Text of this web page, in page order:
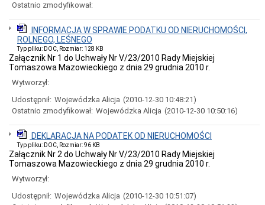
Procedura
dokonywania
zgłoszeń
wewnętrznych
naruszeń
prawa
działań
w
Urzędzie
w
Tomaszowie
Mazowieckim
Procedura
zgłoszeń
zewnętrznych
oraz
Ostatnio zmodyfikował:
INFORMACJA W SPRAWIE PODATKU OD NIERUCHOMOŚCI,
ROLNEGO, LEŚNEGO
Typ pliku: DOC, Rozmiar: 128 KB
Załącznik Nr 1 do Uchwały Nr V/23/2010 Rady Miejskiej
Tomaszowa Mazowieckiego z dnia 29 grudnia 2010 r.
Wytworzył:
Udostępnił: Wojewódzka Alicja (2010-12-30 10:48:21)
Ostatnio zmodyfikował: Wojewódzka Alicja (2010-12-30 10:50:16)
DEKLARACJA NA PODATEK OD NIERUCHOMOŚCI
Typ pliku: DOC, Rozmiar: 96 KB
Załącznik Nr 2 do Uchwały Nr V/23/2010 Rady Miejskiej
Tomaszowa Mazowieckiego z dnia 29 grudnia 2010 r.
Wytworzył:
Udostępnił: Wojewódzka Alicja (2010-12-30 10:51:07)